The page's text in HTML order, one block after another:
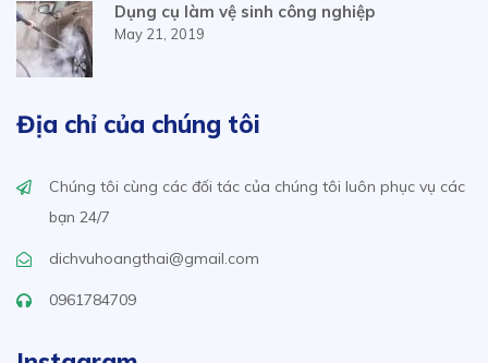
Dụng cụ làm vệ sinh công nghiệp
May 21, 2019
Địa chỉ của chúng tôi
Chúng tôi cùng các đối tác của chúng tôi luôn phục vụ các
bạn 24/7
dichvuhoangthai@gmail.com
0961784709